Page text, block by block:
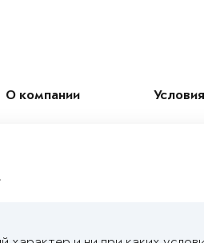
О компании